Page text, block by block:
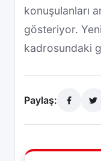
konuşulanları
gösteriyor.
kadrosundaki
Paylaş: